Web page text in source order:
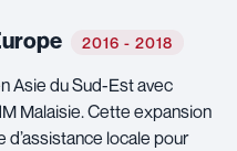
2016 - 2018
Asie du Sud-Est avec
Malaisie. Cette expansion
locale pour